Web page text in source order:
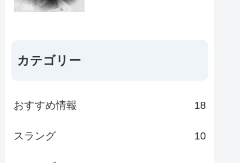
カテゴリー
おすすめ情報 18
スラング 10